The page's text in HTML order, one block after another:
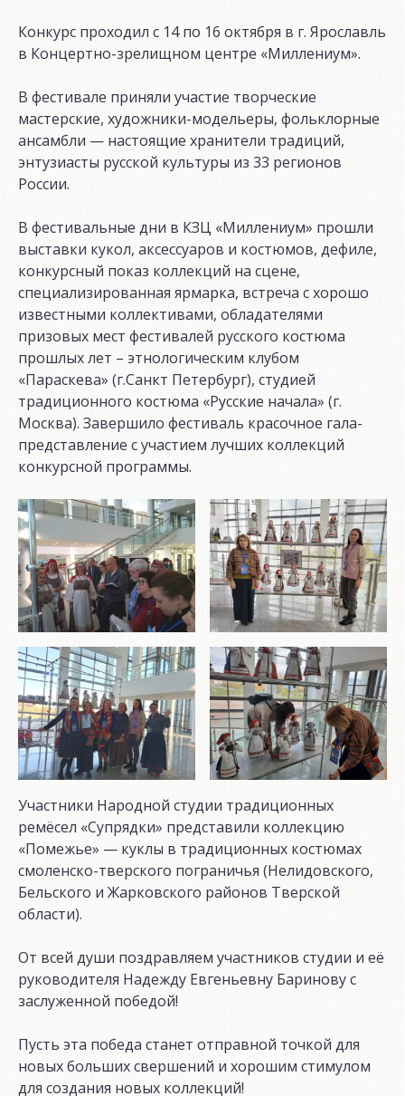
Конкурс проходил с 14 по 16 октября в г. Ярославль
в Концертно-зрелищном центре «Миллениум».
В фестивале приняли участие творческие
мастерские, художники-модельеры, фольклорные
ансамбли — настоящие хранители традиций,
энтузиасты русской культуры из 33 регионов
России.
В фестивальные дни в КЗЦ «Миллениум» прошли
выставки кукол, аксессуаров и костюмов, дефиле,
конкурсный показ коллекций на сцене,
специализированная ярмарка, встреча с хорошо
известными коллективами, обладателями
призовых мест фестивалей русского костюма
прошлых лет – этнологическим клубом
«Параскева» (г.Санкт Петербург), студией
традиционного костюма «Русские начала» (г.
Москва). Завершило фестиваль красочное гала-
представление с участием лучших коллекций
конкурсной программы.
Участники Народной студии традиционных
ремёсел «Супрядки» представили коллекцию
«Помежье» — куклы в традиционных костюмах
смоленско-тверского пограничья (Нелидовского,
Бельского и Жарковского районов Тверской
области).
От всей души поздравляем участников студии и её
руководителя Надежду Евгеньевну Баринову с
заслуженной победой!
Пусть эта победа станет отправной точкой для
новых больших свершений и хорошим стимулом
для создания новых коллекций!